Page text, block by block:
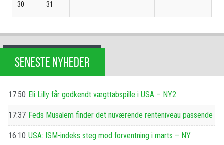
30 31
SENESTE NYHEDER
17:50 Eli Lilly får godkendt vægttabspille i USA – NY2
17:37 Feds Musalem finder det nuværende renteniveau passende
16:10 USA: ISM-indeks steg mod forventning i marts – NY